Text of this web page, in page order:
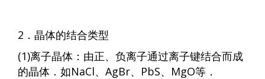
2．晶体的结合类型
(1)离子晶体：由正、负离子通过离子键结合而成
的晶体．如NaCl、AgBr、PbS、MgO等．